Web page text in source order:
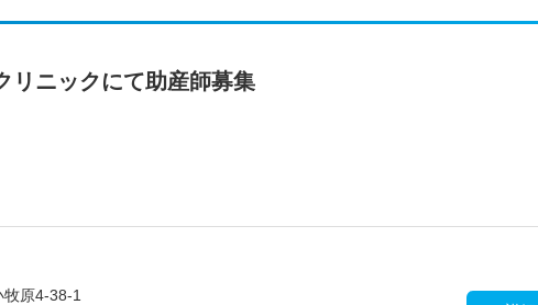
リニックにて助産師募集
原4-38-1